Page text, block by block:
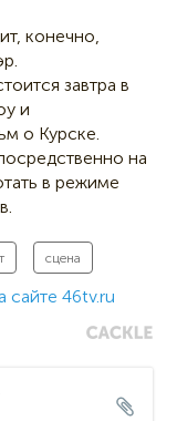
конечно,
завтра в
и
о Курске.
на
в режиме
сцена
сайте 46tv.ru